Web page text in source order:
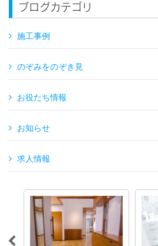
ブログカテゴリ
施工事例
のぞみをのぞき見
お役たち情報
お知らせ
求人情報